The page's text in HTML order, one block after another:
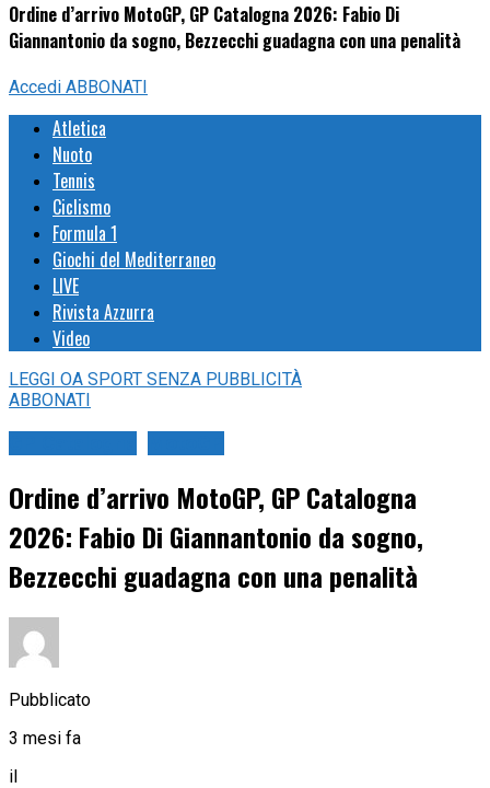
Ordine d’arrivo MotoGP, GP Catalogna 2026: Fabio Di
Giannantonio da sogno, Bezzecchi guadagna con una penalità
Accedi ABBONATI
Atletica
Nuoto
Tennis
Ciclismo
Formula 1
Giochi del Mediterraneo
LIVE
Rivista Azzurra
Video
LEGGI OA SPORT SENZA PUBBLICITÀ
ABBONATI
Ordine d’arrivo MotoGP, GP Catalogna
2026: Fabio Di Giannantonio da sogno,
Bezzecchi guadagna con una penalità
Pubblicato
3 mesi fa
il